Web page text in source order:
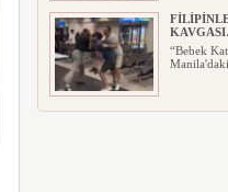
“Bebek
MURAT